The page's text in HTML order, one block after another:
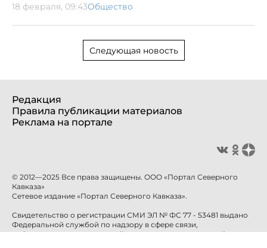
18 февраля, 09:43Общество
Следующая новость
Редакция
Правила публикации материалов
Реклама на портале
© 2012—2025 Все права защищены. ООО «Портал Северного
Кавказа»
Сетевое издание «Портал Северного Кавказа».
Свидетельство о регистрации СМИ ЭЛ № ФС 77 - 53481 выдано
Федеральной службой по надзору в сфере связи,
информационных технологий и массовых коммуникаций